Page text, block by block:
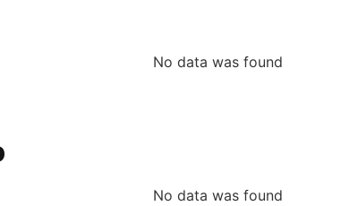
No data was found
No data was found